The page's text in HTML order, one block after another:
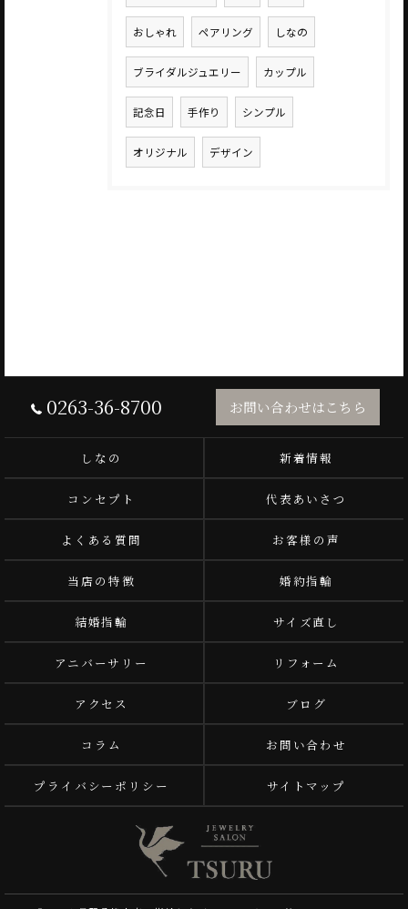
おしゃれ ペアリング しなの
ブライダルジュエリー カップル
記念日 手作り シンプル
オリジナル デザイン
0263-36-8700 お問い合わせはこちら
しなの 新着情報
コンセプト 代表あいさつ
よくある質問 お客様の声
当店の特徴 婚約指輪
結婚指輪 サイズ直し
アニバーサリー リフォーム
アクセス ブログ
コラム お問い合わせ
プライバシーポリシー サイトマップ